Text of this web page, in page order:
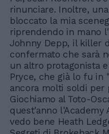
rinunciare. Inoltre,
bloccato la mia
riprendendo in mano
Johnny Depp, il killer
confermato che sarà
un altro protagonista
Pryce, che già lo fu in
ancora molti soldi per
Giochiamo al Toto-
quest'anno l'Academy
vedo bene Heath